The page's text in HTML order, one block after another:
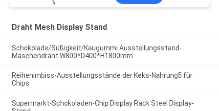
Draht Mesh Display Stand
Schokolade/Süßigkeit/Kaugummi Ausstellungsstand-
Maschendraht W800*D400*H1800mm
Reihenimbiss-Ausstellungsstände der Keks-Nahrung5 für
Chips
Supermarkt-Schokoladen-Chip Display Rack Steel Display-